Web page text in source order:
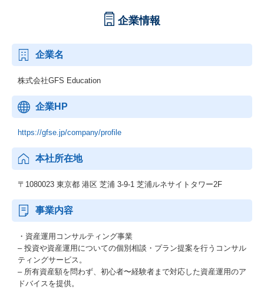
企業情報
企業名
株式会社GFS Education
企業HP
https://gfse.jp/company/profile
本社所在地
〒1080023 東京都 港区 芝浦 3-9-1 芝浦ルネサイトタワー2F
事業内容
・資産運用コンサルティング事業
– 投資や資産運用についての個別相談・プラン提案を行うコンサル
ティングサービス。
– 所有資産額を問わず、初心者〜経験者まで対応した資産運用のア
ドバイスを提供。